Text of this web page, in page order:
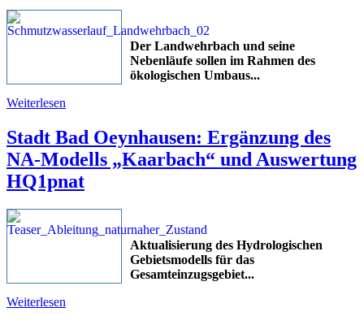
Der Landwehrbach und seine
Nebenläufe sollen im Rahmen des
ökologischen Umbaus...
Weiterlesen
Stadt Bad Oeynhausen: Ergänzung des
NA-Modells „Kaarbach“ und Auswertung
HQ1pnat
Aktualisierung des Hydrologischen
Gebietsmodells für das
Gesamteinzugsgebiet...
Weiterlesen